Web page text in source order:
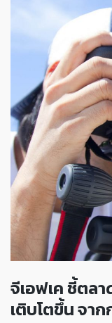
จีเอฟเค ชี้ตลา
เติบโตขึ้น จา